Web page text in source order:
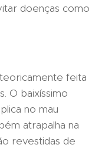
doenças como
feita
O baixíssimo
no mau
atrapalha na
revestidas de